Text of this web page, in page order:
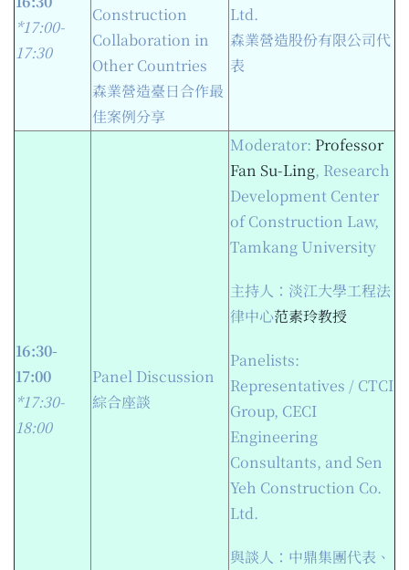
*17:00-
17:30
Construction
Collaboration in
Other Countries
森業營造臺日合作最
佳案例分享
Ltd.
森業營造股份有限公司代
表
16:30-
17:00
*17:30-
18:00
Panel Discussion
綜合座談
Moderator: Professor
Fan Su-Ling, Research
Development Center
of Construction Law,
Tamkang University
主持人：淡江大學工程法
律中心范素玲教授
Panelists:
Representatives / CTCI
Group, CECI
Engineering
Consultants, and Sen
Yeh Construction Co.
Ltd.
與談人：中鼎集團代表、